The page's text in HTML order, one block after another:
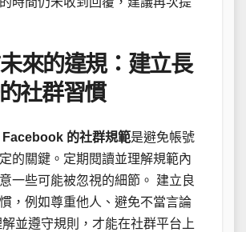
來的違規：建立長
社群習慣
Facebook 的社群規範是避免帳號
的關鍵。定期閱讀並理解規範內
一些可能被忽視的細節。 建立良
，例如尊重他人、避免不當言論
並遵守規則，才能在社群平台上